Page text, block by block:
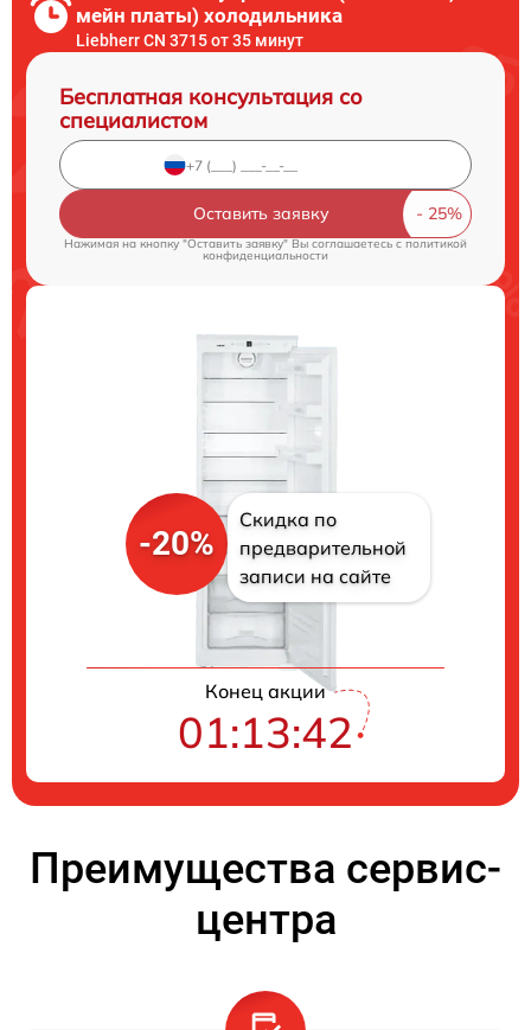
мейн платы) холодильника
Liebherr CN 3715 от 35 минут
Бесплатная консультация со
специалистом
Оставить заявку
Нажимая на кнопку "Оставить заявку" Вы соглашаетесь cполитикой
конфиденциальности
-20%
Скидка по
предварительной
записи на сайте
Конец акции
01:13:41
Преимущества сервис-
центра